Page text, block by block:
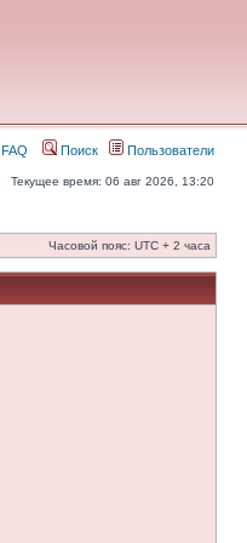
FAQ Поиск Пользователи
Текущее время: 06 авг 2026, 13:20
Часовой пояс: UTC + 2 часа